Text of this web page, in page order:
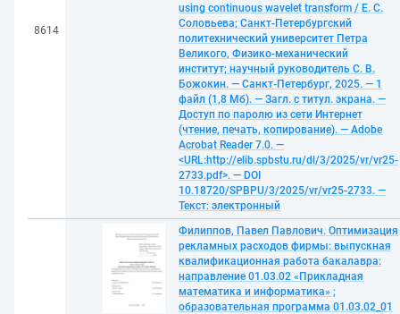
8614
using continuous wavelet transform / Е. С.
Соловьева; Санкт-Петербургский
политехнический университет Петра
Великого, Физико-механический
институт; научный руководитель С. В.
Божокин. — Санкт-Петербург, 2025. — 1
файл (1,8 Мб). — Загл. с титул. экрана. —
Доступ по паролю из сети Интернет
(чтение, печать, копирование). — Adobe
Acrobat Reader 7.0. —
<URL:http://elib.spbstu.ru/dl/3/2025/vr/vr25-
2733.pdf>. — DOI
10.18720/SPBPU/3/2025/vr/vr25-2733. —
Текст: электронный
Филиппов, Павел Павлович. Оптимизация
рекламных расходов фирмы: выпускная
квалификационная работа бакалавра:
направление 01.03.02 «Прикладная
математика и информатика» ;
образовательная программа 01.03.02_01